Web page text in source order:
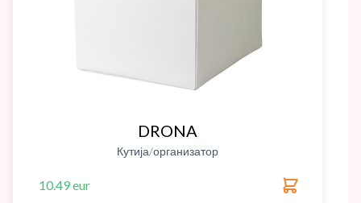
DRONA
Кутија/организатор
10.49 eur